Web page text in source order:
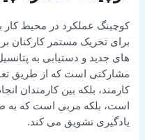
کوچینگ عملکرد در محیط کار
برای تحریک مستمر کارکنان
های جدید و دستیابی به
مشارکتی است که از طریق
کارمند، بلکه بین کارمندان
است، بلکه مربی است که به
یادگیری تشویق می کند.